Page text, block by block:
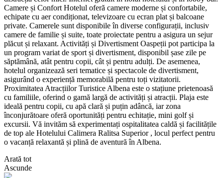
Camere și Confort Hotelul oferă camere moderne și confortabile,
echipate cu aer condiționat, televizoare cu ecran plat și balcoane
private. Camerele sunt disponibile în diverse configurații, inclusiv
camere de familie și suite, toate proiectate pentru a asigura un sejur
plăcut și relaxant. Activități și Divertisment Oaspeții pot participa la
un program variat de sport și divertisment, disponibil șase zile pe
săptămână, atât pentru copii, cât și pentru adulți. De asemenea,
hotelul organizează seri tematice și spectacole de divertisment,
asigurând o experiență memorabilă pentru toți vizitatorii.
Proximitatea Atracțiilor Turistice Albena este o stațiune prietenoasă
cu familiile, oferind o gamă largă de activități și atracții. Plaja este
ideală pentru copii, cu apă clară și puțin adâncă, iar zona
înconjurătoare oferă oportunități pentru echitație, mini golf și
excursii. Vă invităm să experimentați ospitalitatea caldă și facilitățile
de top ale Hotelului Calimera Ralitsa Superior , locul perfect pentru
o vacanță relaxantă și plină de aventură în Albena.
Arată tot
Ascunde